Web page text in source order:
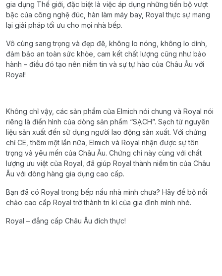
gia dụng Thế giới, đặc biệt là việc áp dụng những tiến bộ vượt
bậc của công nghệ đúc, hàn làm máy bay, Royal thực sự mang
lại giải pháp tối ưu cho mọi nhà bếp.
Vô cùng sang trọng và đẹp đẽ, không lo nóng, không lo dính,
đảm bảo an toàn sức khỏe, cam kết chất lượng cũng như bảo
hành – điều đó tạo nên niềm tin và sự tự hào của Châu Âu với
Royal!
Không chỉ vậy, các sản phẩm của Elmich nói chung và Royal nói
riêng là điển hình của dòng sản phẩm “SẠCH”. Sạch từ nguyên
liệu sản xuất đến sử dụng người lao động sản xuất. Với chứng
chỉ CE, thêm một lần nữa, Elmich và Royal nhận được sự tôn
trọng và yêu mến của Châu Âu. Chứng chỉ này cùng với chất
lượng ưu việt của Royal, đã giúp Royal thành niềm tin của Châu
Âu với dòng hàng gia dụng cao cấp.
Bạn đã có Royal trong bếp nấu nhà mình chưa? Hãy để bộ nồi
chảo cao cấp Royal trở thành tri kỉ của gia đình mình nhé.
Royal – đẳng cấp Châu Âu đích thực!